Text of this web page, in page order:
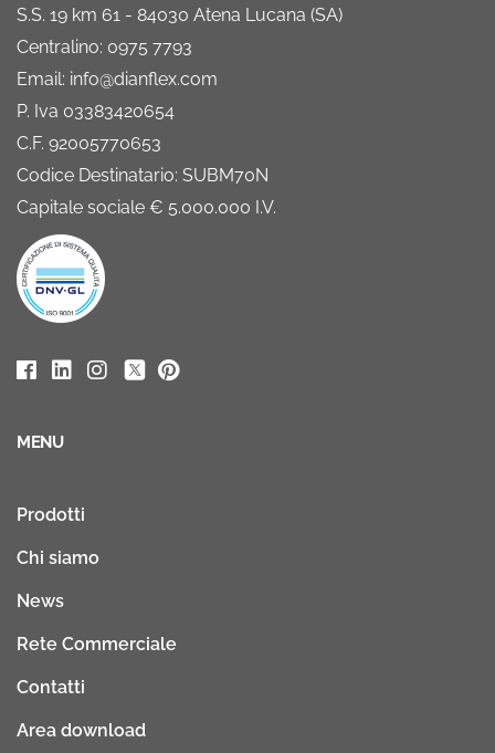
S.S. 19 km 61 - 84030 Atena Lucana (SA)
Centralino: 0975 7793
Email: info@dianflex.com
P. Iva 03383420654
C.F. 92005770653
Codice Destinatario: SUBM70N
Capitale sociale € 5.000.000 I.V.
MENU
Prodotti
Chi siamo
News
Rete Commerciale
Contatti
Area download